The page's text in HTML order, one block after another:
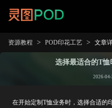
资源教程 > POD印花工艺 > 文章
选择最适合的T
2026-
在开始定制T恤业务时，选择合适的